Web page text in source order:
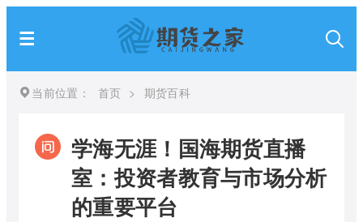
当前位置： 首页 > 期货百科
学海无涯！国海期货直播
室：投资者教育与市场分析
的重要平台